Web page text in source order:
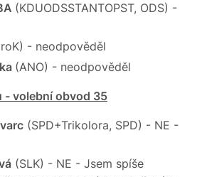
(KDUODSSTANTOPST, ODS) -
- neodpověděl
(ANO) - neodpověděl
- volební obvod 35
(SPD+Trikolora, SPD) - NE -
(SLK) - NE - Jsem spíše